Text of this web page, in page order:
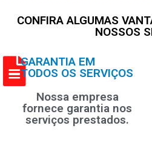
CONFIRA ALGUMAS
NOSSOS
GARANTIA EM
TODOS OS SERVIÇOS
Nossa empresa
fornece garantia nos
serviços prestados.